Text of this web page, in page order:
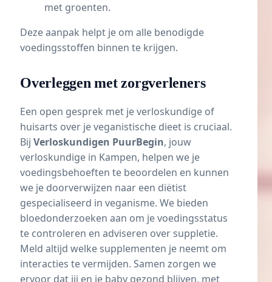
met groenten.
Deze aanpak helpt je om alle benodigde
voedingsstoffen binnen te krijgen.
Overleggen met zorgverleners
Een open gesprek met je verloskundige of
huisarts over je veganistische dieet is cruciaal.
Bij Verloskundigen PuurBegin, jouw
verloskundige in Kampen, helpen we je
voedingsbehoeften te beoordelen en kunnen
we je doorverwijzen naar een diëtist
gespecialiseerd in veganisme. We bieden
bloedonderzoeken aan om je voedingsstatus
te controleren en adviseren over suppletie.
Meld altijd welke supplementen je neemt om
interacties te vermijden. Samen zorgen we
ervoor dat jij en je baby gezond blijven, met